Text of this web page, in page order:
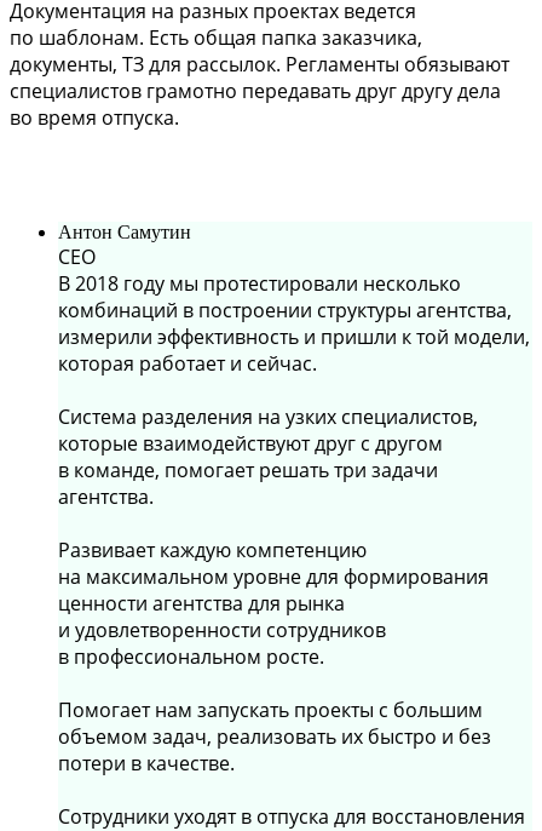
Документация на разных проектах ведется
по шаблонам. Есть общая папка заказчика,
документы, ТЗ для рассылок. Регламенты обязывают
специалистов грамотно передавать друг другу дела
во время отпуска.
Антон Самутин
СЕО
В 2018 году мы протестировали несколько
комбинаций в построении структуры агентства,
измерили эффективность и пришли к той модели,
которая работает и сейчас.
Система разделения на узких специалистов,
которые взаимодействуют друг с другом
в команде, помогает решать три задачи
агентства.
Развивает каждую компетенцию
на максимальном уровне для формирования
ценности агентства для рынка
и удовлетворенности сотрудников
в профессиональном росте.
Помогает нам запускать проекты с большим
объемом задач, реализовать их быстро и без
потери в качестве.
Сотрудники уходят в отпуска для восстановления